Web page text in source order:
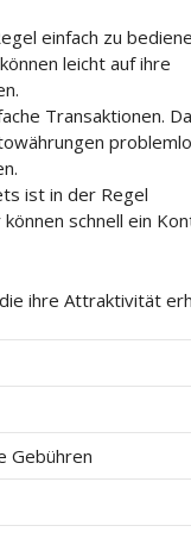
einfach zu
leicht auf ihre
Transaktionen.
ist in der Regel
schnell ein
ihre Attraktivität
Gebühren